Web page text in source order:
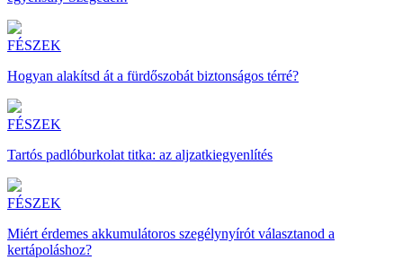
FÉSZEK
Hogyan alakítsd át a fürdőszobát biztonságos térré?
FÉSZEK
Tartós padlóburkolat titka: az aljzatkiegyenlítés
FÉSZEK
Miért érdemes akkumulátoros szegélynyírót választanod a
kertápoláshoz?